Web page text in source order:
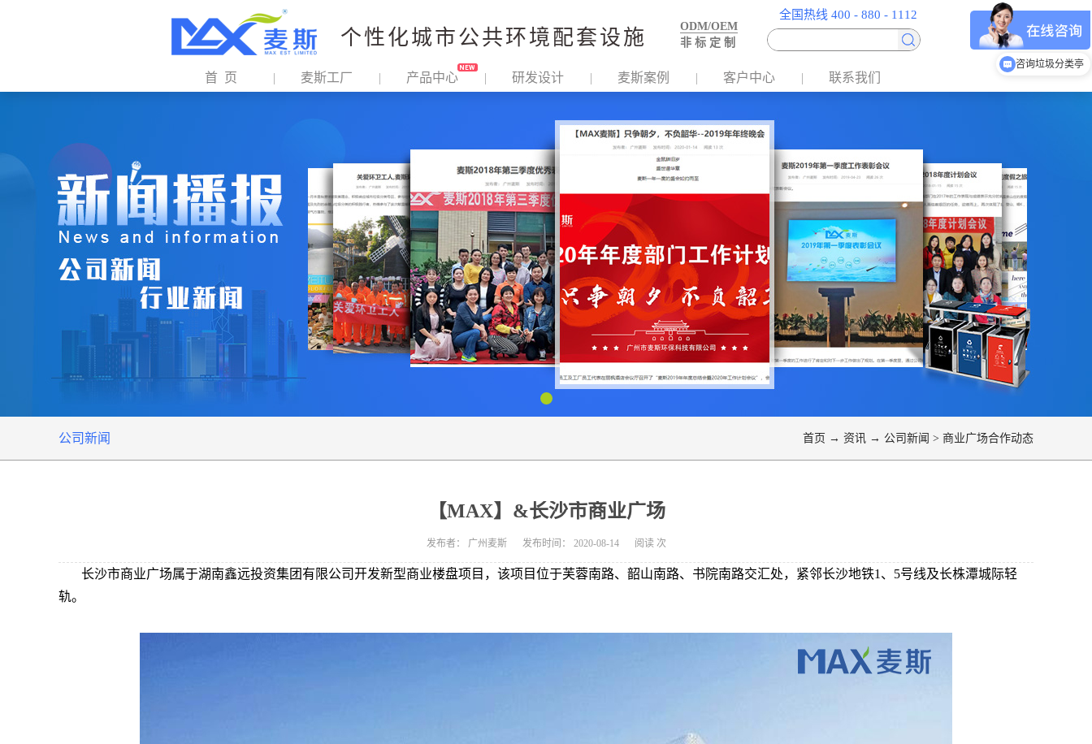
个性化城市公共环境配套设施
ODM/OEM
非 标 定 制
全国热线 400 - 880 - 1112
首 页 麦斯工厂 产品中心 研发设计 麦斯案例 客户中心 联系我们
首页 → 资讯 → 公司新闻 > 商业广场合作动态
公司新闻
【MAX】&长沙市商业广场
发布者： 广州麦斯 发布时间： 2020-08-14 阅读 次
长沙市商业广场属于湖南鑫远投资集团有限公司开发新型商业楼盘项目，该项目位于芙蓉南路、韶山南路、书院南路交汇处，紧邻长沙地铁1、5号线及长株潭城际轻
轨。
咨询垃圾分类亭